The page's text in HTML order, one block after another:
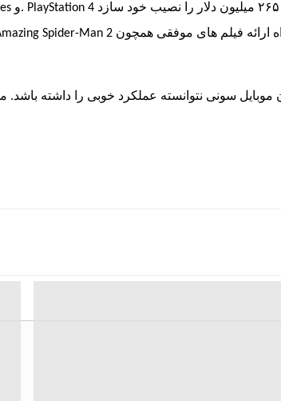
. PlayStation 4و
ارائه فیلم های موفقی همچون Spider-Man 2
موبایل سونی نتوانسته عملکرد خوبی را داشته